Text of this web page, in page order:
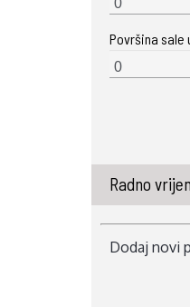
Površina sale
Radno
Dodaj novi